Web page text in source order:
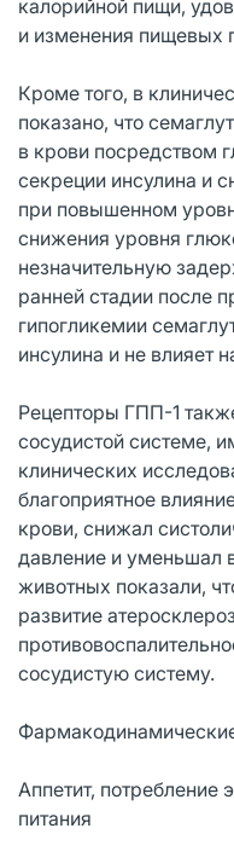
калорийной пищи,
и изменения пищевых
Кроме того, в
показано, что
в крови посредством
секреции инсулина и
при повышенном
снижения уровня
незначительную
ранней стадии после
гипогликемии
инсулина и не влияет
Рецепторы ГПП-1
сосудистой системе,
клинических
благоприятное
крови, снижал
давление и уменьшал
животных показали,
развитие
сосудистую систему.
Аппетит, потребление
питания